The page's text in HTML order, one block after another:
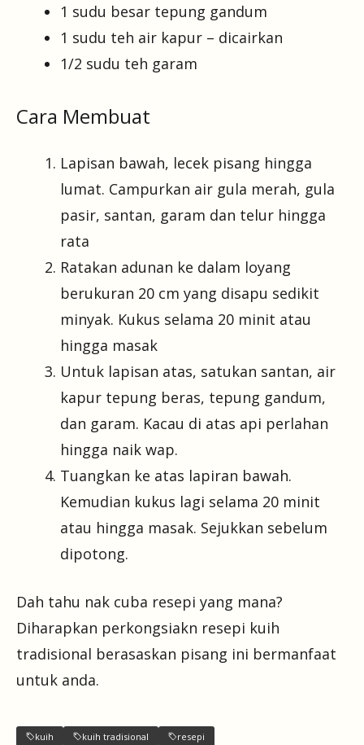
1 sudu besar tepung gandum
1 sudu teh air kapur – dicairkan
1/2 sudu teh garam
Cara Membuat
Lapisan bawah, lecek pisang hingga
lumat. Campurkan air gula merah, gula
pasir, santan, garam dan telur hingga
rata
Ratakan adunan ke dalam loyang
berukuran 20 cm yang disapu sedikit
minyak. Kukus selama 20 minit atau
hingga masak
Untuk lapisan atas, satukan santan, air
kapur tepung beras, tepung gandum,
dan garam. Kacau di atas api perlahan
hingga naik wap.
Tuangkan ke atas lapiran bawah.
Kemudian kukus lagi selama 20 minit
atau hingga masak. Sejukkan sebelum
dipotong.
Dah tahu nak cuba resepi yang mana?
Diharapkan perkongsiakn resepi kuih
tradisional berasaskan pisang ini bermanfaat
untuk anda.
kuih kuih tradisional resepi